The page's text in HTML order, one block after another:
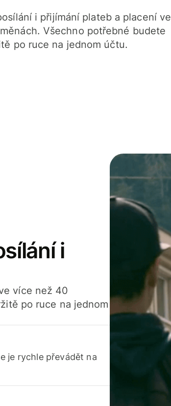
i přijímání plateb a placení ve
Všechno potřebné budete
po ruce na jednom účtu.
i
více než 40
po ruce na jednom
je rychle převádět na